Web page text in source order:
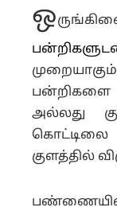
ஒ
அல்லது
கொட்டிலை
குளத்தில்
பண்ணையில்